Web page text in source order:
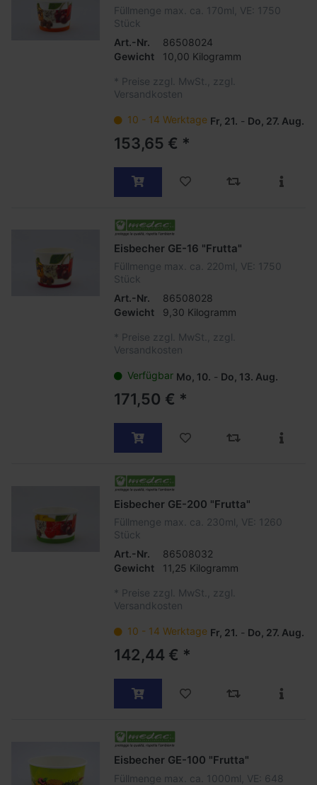
Füllmenge max. ca. 170ml, VE: 1750
Stück
Art.-Nr.
86508024
Gewicht
10,00 Kilogramm
* Preise zzgl. MwSt., zzgl.
Versandkosten
10 - 14 Werktage Fr, 21. - Do, 27. Aug.
153,65 € *
Eisbecher GE-16 "Frutta"
Füllmenge max. ca. 220ml, VE: 1750
Stück
Art.-Nr.
86508028
Gewicht
9,30 Kilogramm
* Preise zzgl. MwSt., zzgl.
Versandkosten
Verfügbar Mo, 10. - Do, 13. Aug.
171,50 € *
Eisbecher GE-200 "Frutta"
Füllmenge max. ca. 230ml, VE: 1260
Stück
Art.-Nr.
86508032
Gewicht
11,25 Kilogramm
* Preise zzgl. MwSt., zzgl.
Versandkosten
10 - 14 Werktage Fr, 21. - Do, 27. Aug.
142,44 € *
Eisbecher GE-100 "Frutta"
Füllmenge max. ca. 1000ml, VE: 648